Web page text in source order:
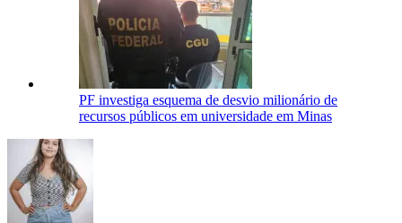
PF investiga esquema de desvio milionário de
recursos públicos em universidade em Minas